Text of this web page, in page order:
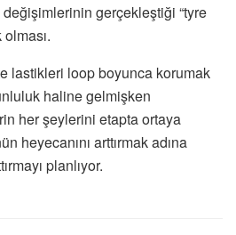
değişimlerinin gerçekleştiği “tyre
lastikleri loop boyunca korumak
haline gelmişken
her şeylerini etapta ortaya
heyecanını arttırmak adına
planlıyor.